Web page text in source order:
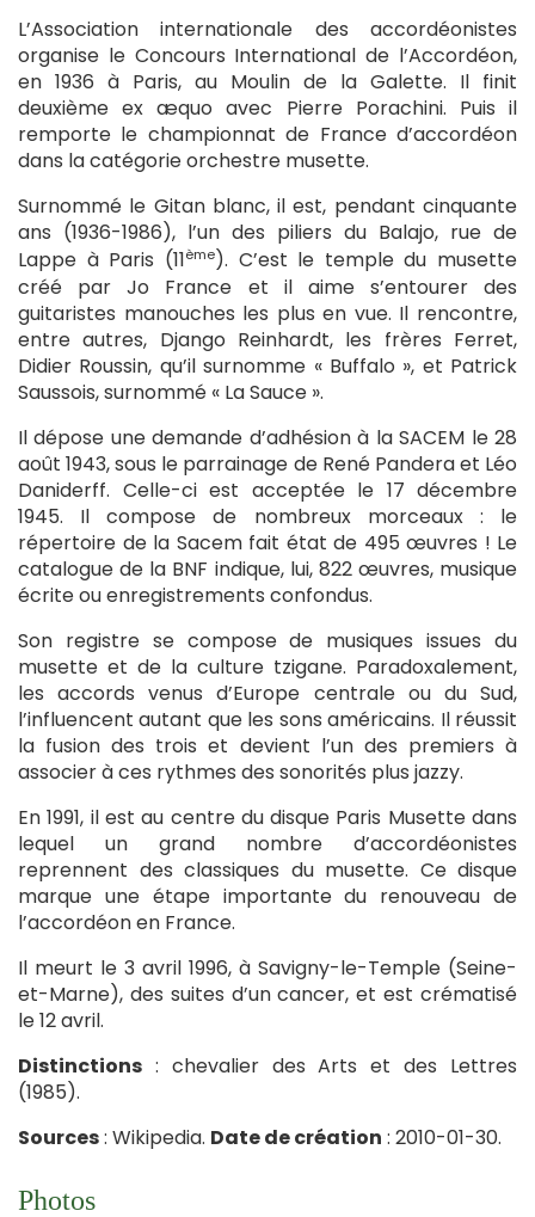
L’Association internationale des accordéonistes
organise le Concours International de l’Accordéon,
en 1936 à Paris, au Moulin de la Galette. Il finit
deuxième ex æquo avec Pierre Porachini. Puis il
remporte le championnat de France d’accordéon
dans la catégorie orchestre musette.
Surnommé le Gitan blanc, il est, pendant cinquante
ans (1936-1986), l’un des piliers du Balajo, rue de
Lappe à Paris (11ème). C’est le temple du musette
créé par Jo France et il aime s’entourer des
guitaristes manouches les plus en vue. Il rencontre,
entre autres, Django Reinhardt, les frères Ferret,
Didier Roussin, qu’il surnomme « Buffalo », et Patrick
Saussois, surnommé « La Sauce ».
Il dépose une demande d’adhésion à la SACEM le 28
août 1943, sous le parrainage de René Pandera et Léo
Daniderff. Celle-ci est acceptée le 17 décembre
1945. Il compose de nombreux morceaux : le
répertoire de la Sacem fait état de 495 œuvres ! Le
catalogue de la BNF indique, lui, 822 œuvres, musique
écrite ou enregistrements confondus.
Son registre se compose de musiques issues du
musette et de la culture tzigane. Paradoxalement,
les accords venus d’Europe centrale ou du Sud,
l’influencent autant que les sons américains. Il réussit
la fusion des trois et devient l’un des premiers à
associer à ces rythmes des sonorités plus jazzy.
En 1991, il est au centre du disque Paris Musette dans
lequel un grand nombre d’accordéonistes
reprennent des classiques du musette. Ce disque
marque une étape importante du renouveau de
l’accordéon en France.
Il meurt le 3 avril 1996, à Savigny-le-Temple (Seine-
et-Marne), des suites d’un cancer, et est crématisé
le 12 avril.
Distinctions : chevalier des Arts et des Lettres
(1985).
Sources: Wikipedia. Date de création : 2010-01-30.
Photos